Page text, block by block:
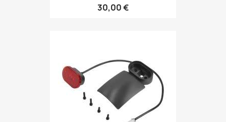
30,00 €